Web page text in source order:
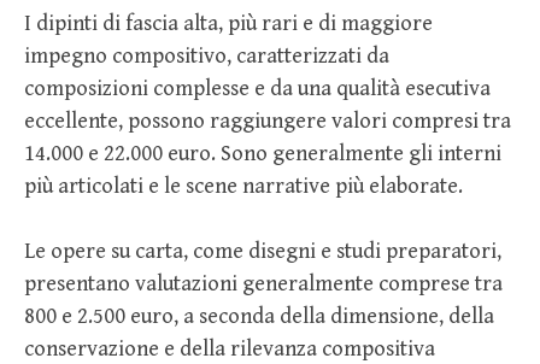
I dipinti di fascia alta, più rari e di maggiore
impegno compositivo, caratterizzati da
composizioni complesse e da una qualità esecutiva
eccellente, possono raggiungere valori compresi tra
14.000 e 22.000 euro. Sono generalmente gli interni
più articolati e le scene narrative più elaborate.
Le opere su carta, come disegni e studi preparatori,
presentano valutazioni generalmente comprese tra
800 e 2.500 euro, a seconda della dimensione, della
conservazione e della rilevanza compositiva